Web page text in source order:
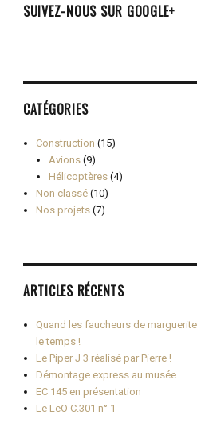
SUIVEZ-NOUS SUR GOOGLE+
CATÉGORIES
Construction (15)
Avions (9)
Hélicoptères (4)
Non classé (10)
Nos projets (7)
ARTICLES RÉCENTS
Quand les faucheurs de
le temps !
Le Piper J 3 réalisé par Pierre !
Démontage express au musée
EC 145 en présentation
Le LeO C.301 n° 1